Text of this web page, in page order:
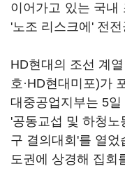
이어가고 있는 국내
'노조 리스크에' 전
HD현대의 조선 계
호·HD현대미포)가
대중공업지부는 5
'공동교섭 및 하청
구 결의대회'를 열
도권에 상경해 집회